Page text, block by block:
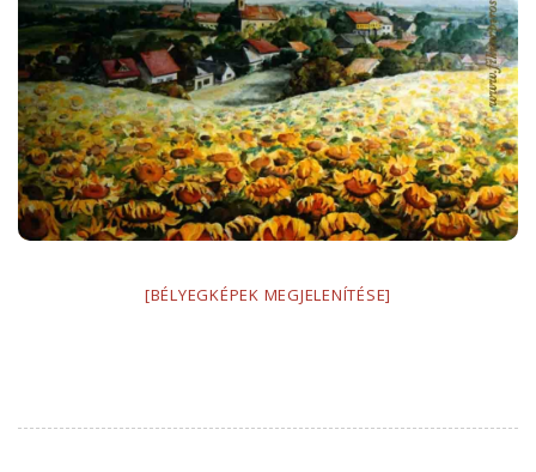
[BÉLYEGKÉPEK MEGJELENÍTÉSE]